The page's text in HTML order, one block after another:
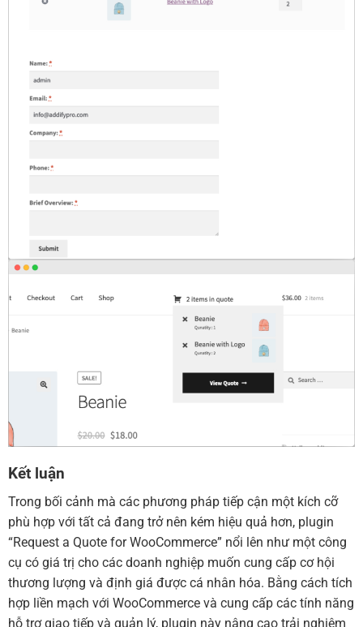
Kết luận
Trong bối cảnh mà các phương pháp tiếp cận một kích cỡ
phù hợp với tất cả đang trở nên kém hiệu quả hơn, plugin
“Request a Quote for WooCommerce” nổi lên như một công
cụ có giá trị cho các doanh nghiệp muốn cung cấp cơ hội
thương lượng và định giá được cá nhân hóa. Bằng cách tích
hợp liền mạch với WooCommerce và cung cấp các tính năng
hỗ trợ giao tiếp và quản lý, plugin này nâng cao trải nghiệm